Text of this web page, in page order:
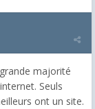
majorité
Seuls
ont un site.